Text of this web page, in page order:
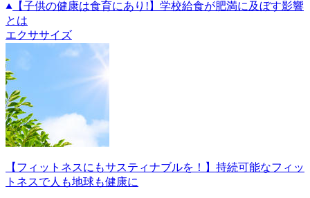
【子供の健康は食育にあり!】学校給食が肥満に及ぼす影響
とは
エクササイズ
【フィットネスにもサスティナブルを！】持続可能なフィッ
トネスで人も地球も健康に